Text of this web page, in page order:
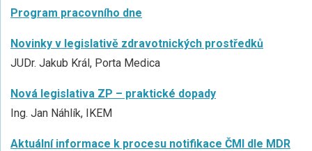
Program pracovního dne
Novinky v legislativě zdravotnických prostředků
JUDr. Jakub Král, Porta Medica
Nová legislativa ZP – praktické dopady
Ing. Jan Náhlík, IKEM
Aktuální informace k procesu notifikace ČMI dle MDR